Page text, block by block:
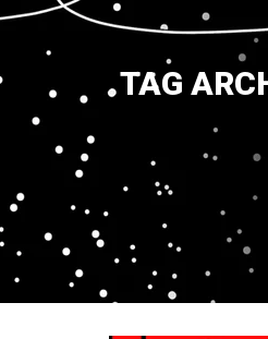
TAG